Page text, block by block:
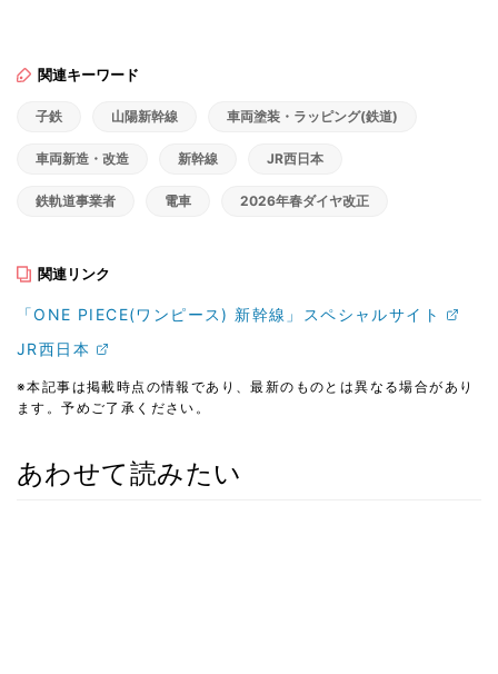
関連キーワード
子鉄 山陽新幹線 車両塗装・ラッピング(鉄道)
車両新造・改造 新幹線 JR西日本
鉄軌道事業者 電車 2026年春ダイヤ改正
関連リンク
「ONE PIECE(ワンピース) 新幹線」スペシャルサイト
JR西日本
※本記事は掲載時点の情報であり、最新のものとは異なる場合があり
ます。予めご了承ください。
あわせて読みたい